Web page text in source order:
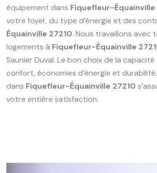
équipement dans Fiquefleur-Équainville
votre foyer, du type d’énergie et des
Équainville 27210. Nous travaillons avec
logements à Fiquefleur-Équainville
Saunier Duval. Le bon choix de la
confort, économies d’énergie et
dans Fiquefleur-Équainville 27210
votre entière satisfaction.